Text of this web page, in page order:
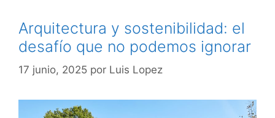
Arquitectura y sostenibilidad: el
desafío que no podemos ignorar
17 junio, 2025 por Luis Lopez